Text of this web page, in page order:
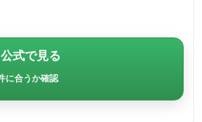
公式で見る
に合うか確認